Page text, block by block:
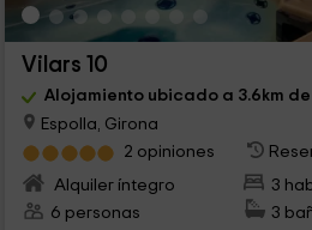
Vilars 10
Alojamiento ubicado a 3.6km
Espolla, Girona
2 opiniones
Alquiler íntegro
3
6 personas
3